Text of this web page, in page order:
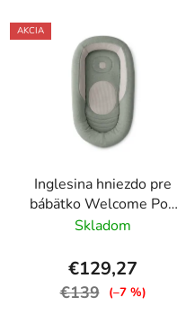
AKCIA
Inglesina hniezdo pre
bábätko Welcome Pod
Balance Green
Skladom
€129,27
€139 (–7 %)